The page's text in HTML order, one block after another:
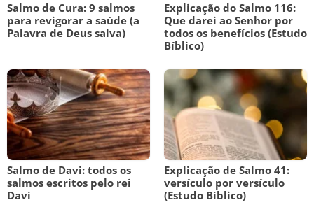
Salmo de Cura: 9 salmos
para revigorar a saúde (a
Palavra de Deus salva)
Explicação do Salmo 116:
Que darei ao Senhor por
todos os benefícios (Estudo
Bíblico)
Salmo de Davi: todos os
salmos escritos pelo rei
Davi
Explicação de Salmo 41:
versículo por versículo
(Estudo Bíblico)